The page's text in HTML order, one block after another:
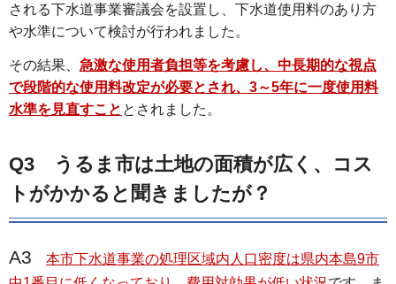
される下水道事業審議会を設置し、下水道使用料のあり方
や水準について検討が行われました。
その結果、 急激な使用者負担等を考慮し、中長期的な視点
で段階的な使用料改定が必要とされ、3～5年に一度使用料
水準を見直すこと とされました。
Q3 うるま市は土地の面積が広く、コス
トがかかると聞きましたが？
A3
本市下水道事業の処理区域内人口密度は県内本島9市